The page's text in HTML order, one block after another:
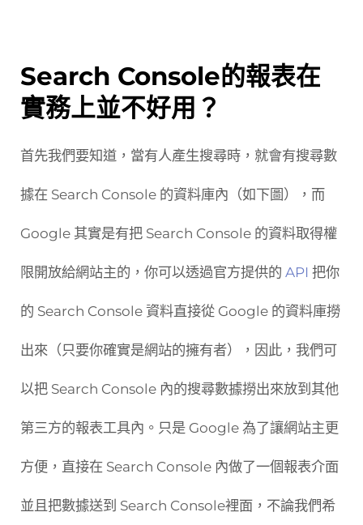
Search Console的報表在
實務上並不好用？
首先我們要知道，當有人產生搜尋時，就會有搜尋數
據在 Search Console 的資料庫內（如下圖），而
Google 其實是有把 Search Console 的資料取得權
限開放給網站主的，你可以透過官方提供的 API 把你
的 Search Console 資料直接從 Google 的資料庫撈
出來（只要你確實是網站的擁有者），因此，我們可
以把 Search Console 內的搜尋數據撈出來放到其他
第三方的報表工具內。只是 Google 為了讓網站主更
方便，直接在 Search Console 內做了一個報表介面
並且把數據送到 Search Console裡面，不論我們希